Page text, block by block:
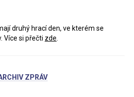
druhý hrací den, ve kterém se
Více si přečti zde
ZPRÁV